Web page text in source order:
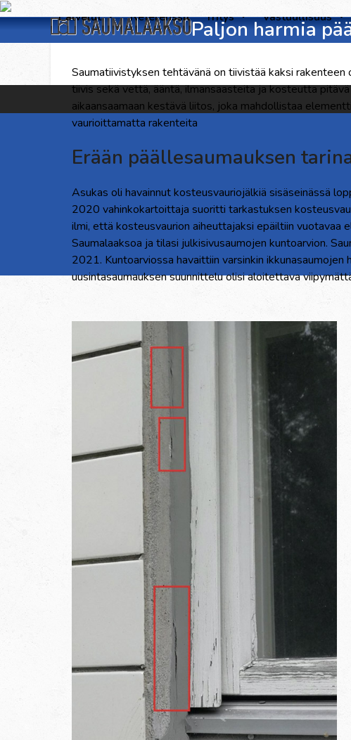
Skip
to
content
Palvelut Referenssit Yritys Vastuullisuus
Paljon harmia
Saumatiivistyksen tehtävänä on tiivistää kaksi
tiivis sekä vettä, ääntä, ilmansaasteita ja kosteutta
aikaansaamaan kestävä liitos, joka mahdollistaa
vaurioittamatta rakenteita
Erään päällesaumauksen
Asukas oli havainnut kosteusvauriojälkiä sisäseinässä
2020 vahinkokartoittaja suoritti tarkastuksen
ilmi, että kosteusvaurion aiheuttajaksi epäiltiin vuotavaa
Saumalaaksoa ja tilasi julkisivusaumojen kuntoarvion.
2021. Kuntoarviossa havaittiin varsinkin
uusintasaumauksen suunnittelu olisi aloitettava